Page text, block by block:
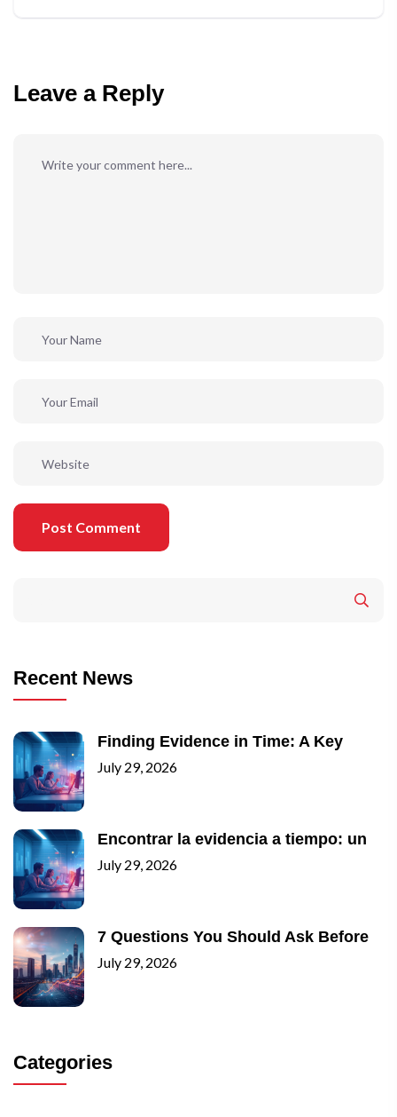
Leave a Reply
Post Comment
Recent News
Finding Evidence in Time: A Key
July 29, 2026
Encontrar la evidencia a tiempo: un
July 29, 2026
7 Questions You Should Ask Before
July 29, 2026
Categories